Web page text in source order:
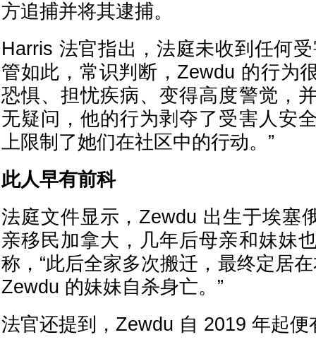
方追捕并将其逮捕。
Harris 法官指出，法庭未收到任何
管如此，常识判断，Zewdu 的行为
恐惧、担忧疾病、变得高度警觉，
无疑问，他的行为剥夺了受害人安
上限制了她们在社区中的行动。”
此人早有前科
法庭文件显示，Zewdu 出生于埃塞
亲移民加拿大，几年后母亲和妹妹
称，“此后全家多次搬迁，最终定居
Zewdu 的妹妹自杀身亡。”
法官还提到，Zewdu 自 2019 年起便